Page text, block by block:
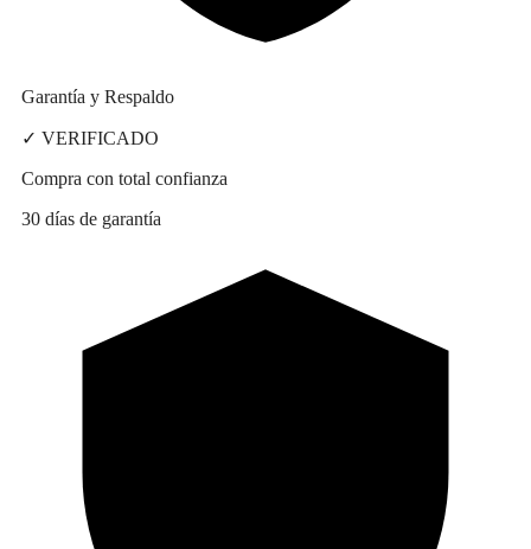
Garantía y Respaldo
✓ VERIFICADO
Compra con total confianza
30 días de garantía